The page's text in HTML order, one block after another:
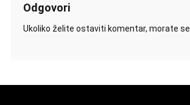
Odgovori
Ukoliko želite ostaviti komentar, morate se